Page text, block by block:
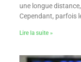
une longue
Cependant, parfois
Lire la suite »